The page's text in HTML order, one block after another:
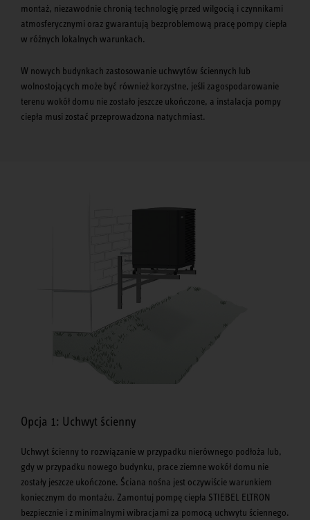
montaż, niezawodnie chronią technologię przed wilgocią i czynnikami
atmosferycznymi oraz gwarantują bezproblemową pracę pompy ciepła
w różnych lokalnych warunkach.
W nowych budynkach zastosowanie uchwytów ściennych lub
wolnostojących może być również korzystne, jeśli zagospodarowanie
terenu wokół domu nie zostało jeszcze ukończone, a instalacja pompy
ciepła musi zostać przeprowadzona natychmiast.
Opcja 1: Uchwyt ścienny
Uchwyt ścienny to rozwiązanie w przypadku nierównego podłoża lub,
gdy w przypadku nowego budynku, prace ziemne wokół domu nie
zostały jeszcze ukończone. Ściana nośna jest oczywiście warunkiem
koniecznym do montażu. Zamontuj pompę ciepła STIEBEL ELTRON
bezpiecznie i z minimalnymi wibracjami za pomocą uchwytu ściennego.